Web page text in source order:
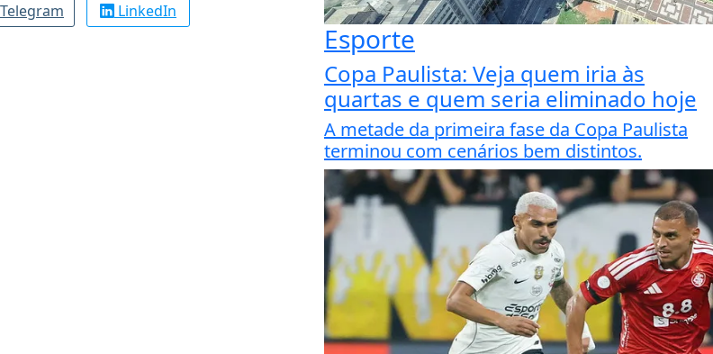
Telegram LinkedIn
Esporte
Copa Paulista: Veja quem iria às
quartas e quem seria eliminado hoje
A metade da primeira fase da Copa Paulista
terminou com cenários bem distintos.